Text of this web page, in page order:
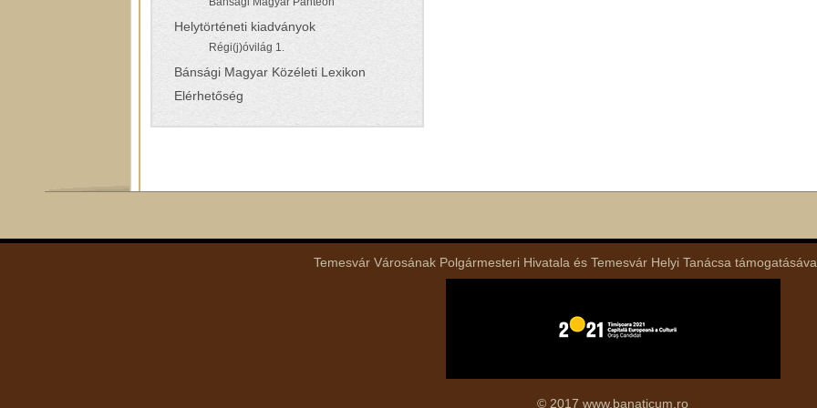
Helytörténeti kiadványok
Régi(j)óvilág 1.
Bánsági Magyar Közéleti Lexikon
Elérhetőség
Temesvár Városának Polgármesteri Hivatala és Temesvár Helyi Tanácsa
© 2017 www.banaticum.ro